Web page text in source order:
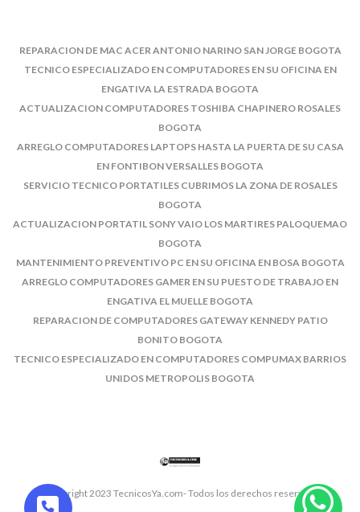
REPARACION DE MAC ACER ANTONIO NARINO SAN JORGE BOGOTA
TECNICO ESPECIALIZADO EN COMPUTADORES EN SU OFICINA EN
ENGATIVA LA ESTRADA BOGOTA
ACTUALIZACION COMPUTADORES TOSHIBA CHAPINERO ROSALES
BOGOTA
ARREGLO COMPUTADORES LAPTOPS HASTA LA PUERTA DE SU CASA
EN FONTIBON VERSALLES BOGOTA
SERVICIO TECNICO PORTATILES CUBRIMOS LA ZONA DE ROSALES
BOGOTA
ACTUALIZACION PORTATIL SONY VAIO LOS MARTIRES PALOQUEMAO
BOGOTA
MANTENIMIENTO PREVENTIVO PC EN SU OFICINA EN BOSA BOGOTA
ARREGLO COMPUTADORES GAMER EN SU PUESTO DE TRABAJO EN
ENGATIVA EL MUELLE BOGOTA
REPARACION DE COMPUTADORES GATEWAY KENNEDY PATIO
BONITO BOGOTA
TECNICO ESPECIALIZADO EN COMPUTADORES COMPUMAX BARRIOS
UNIDOS METROPOLIS BOGOTA
© Copyright 2023 TecnicosYa.com- Todos los derechos reservados